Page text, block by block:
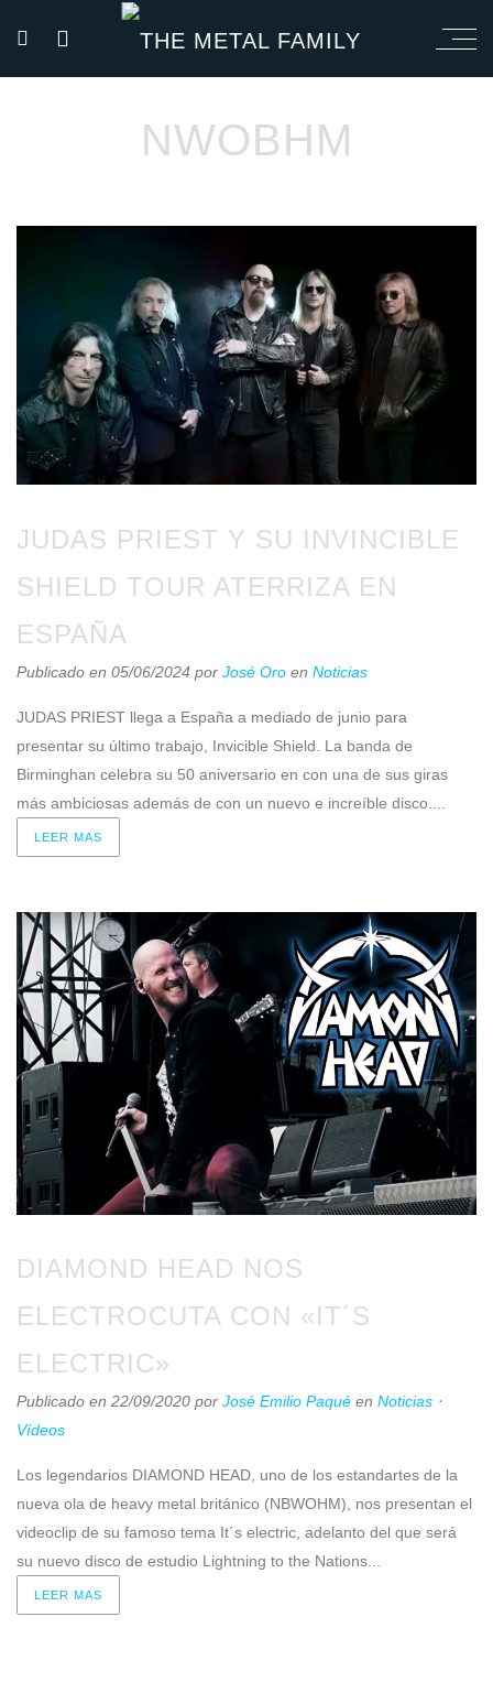
NWOBHM
JUDAS PRIEST Y SU INVINCIBLE
SHIELD TOUR ATERRIZA EN
ESPAÑA
Publicado en 05/06/2024 por José Oro en Noticias
JUDAS PRIEST llega a España a mediado de junio para
presentar su último trabajo, Invicible Shield. La banda de
Birminghan celebra su 50 aniversario en con una de sus giras
más ambiciosas además de con un nuevo e increíble disco....
LEER MAS
DIAMOND HEAD NOS
ELECTROCUTA CON «IT´S
ELECTRIC»
Publicado en 22/09/2020 por José Emilio Paqué en Noticias ⋅
Vídeos
Los legendarios DIAMOND HEAD, uno de los estandartes de la
nueva ola de heavy metal británico (NBWOHM), nos presentan el
videoclip de su famoso tema It´s electric, adelanto del que será
su nuevo disco de estudio Lightning to the Nations...
LEER MAS